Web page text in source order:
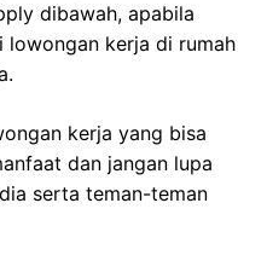
dibawah, apabila
kerja di rumah
kerja yang bisa
dan jangan lupa
serta teman-teman